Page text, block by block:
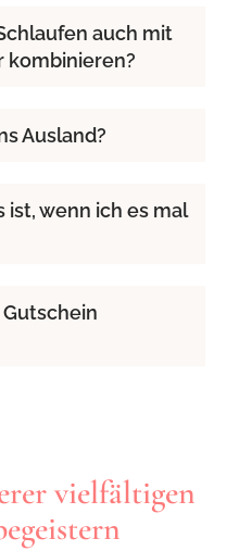
auch mit
kombinieren?
Ausland?
ist, wenn ich es mal
vielfältigen